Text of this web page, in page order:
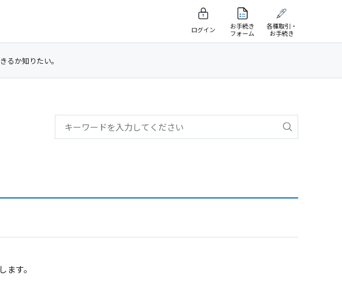
ログイン
お手続き
フォーム
各種取引・
お手続き
るか知りたい。
す。